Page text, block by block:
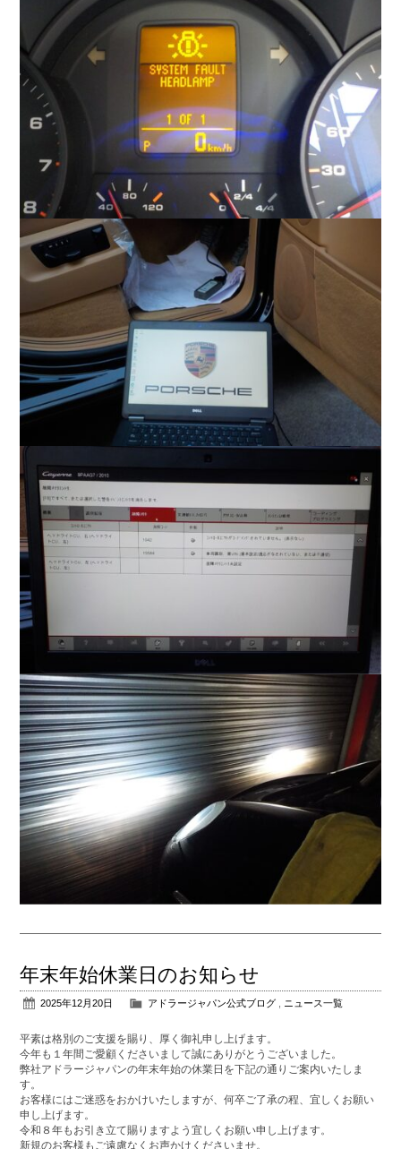
年末年始休業日のお知らせ
2025年12月20日 アドラージャパン公式ブログ ニュース一覧
平素は格別のご支援を賜り、厚く御礼申し上げます。
今年も１年間ご愛顧くださいまして誠にありがとうございました。
弊社アドラージャパンの年末年始の休業日を下記の通りご案内いたしま
す。
お客様にはご迷惑をおかけいたしますが、何卒ご了承の程、宜しくお願い
申し上げます。
令和８年もお引き立て賜りますよう宜しくお願い申し上げます。
新規のお客様もご遠慮なくお声かけくださいませ。